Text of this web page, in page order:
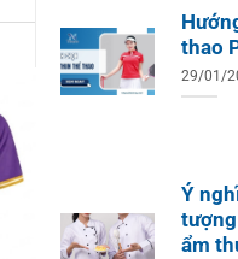
thao
29/01/
Ý
ẩm